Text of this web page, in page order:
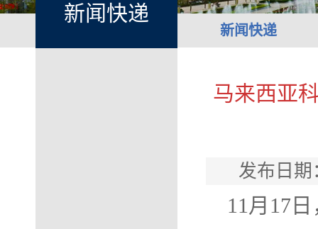
新闻快递
新闻快递
马来西亚
发布日
11月17